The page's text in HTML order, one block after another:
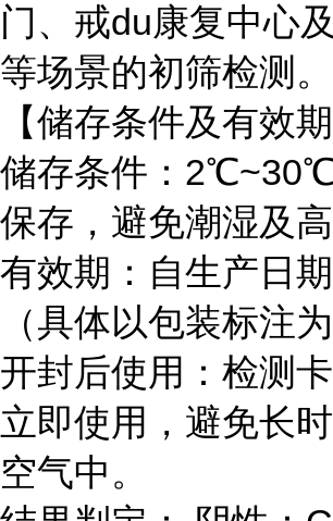
门、戒du康复中心
等场景的初筛检测。
【储存条件及有效期
储存条件：
保存，避免潮湿及高
有效期：自生产日
（具体以包装标注为
开封后使用：检测
立即使用，避免长
空气中。